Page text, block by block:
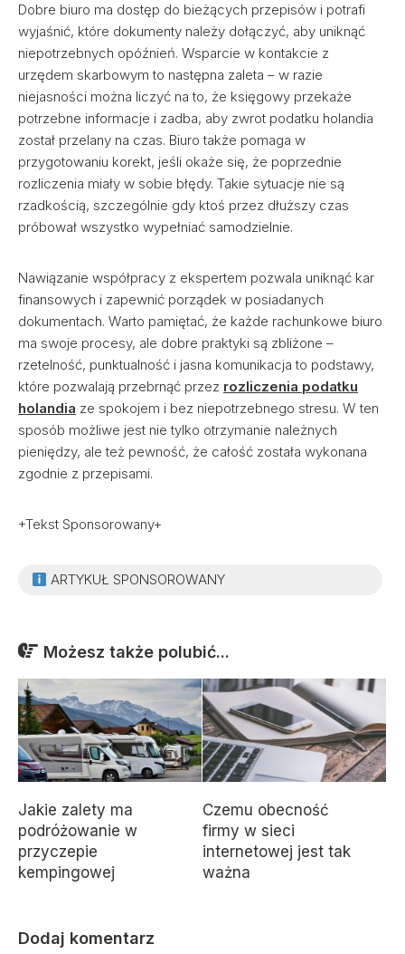
Dobre biuro ma dostęp do bieżących przepisów i potrafi
wyjaśnić, które dokumenty należy dołączyć, aby uniknąć
niepotrzebnych opóźnień. Wsparcie w kontakcie z
urzędem skarbowym to następna zaleta – w razie
niejasności można liczyć na to, że księgowy przekaże
potrzebne informacje i zadba, aby zwrot podatku holandia
został przelany na czas. Biuro także pomaga w
przygotowaniu korekt, jeśli okaże się, że poprzednie
rozliczenia miały w sobie błędy. Takie sytuacje nie są
rzadkością, szczególnie gdy ktoś przez dłuższy czas
próbował wszystko wypełniać samodzielnie.
Nawiązanie współpracy z ekspertem pozwala uniknąć kar
finansowych i zapewnić porządek w posiadanych
dokumentach. Warto pamiętać, że każde rachunkowe biuro
ma swoje procesy, ale dobre praktyki są zbliżone –
rzetelność, punktualność i jasna komunikacja to podstawy,
które pozwalają przebrnąć przez rozliczenia podatku
holandia ze spokojem i bez niepotrzebnego stresu. W ten
sposób możliwe jest nie tylko otrzymanie należnych
pieniędzy, ale też pewność, że całość została wykonana
zgodnie z przepisami.
+Tekst Sponsorowany+
ARTYKUŁ SPONSOROWANY
Możesz także polubić...
Jakie zalety ma
podróżowanie w
przyczepie
kempingowej
Czemu obecność
firmy w sieci
internetowej jest tak
ważna
Dodaj komentarz